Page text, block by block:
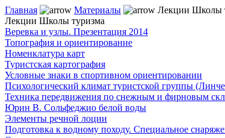
Главная Материалы
Лекции Школы
Лекции Школы туризма
Веревка и узлы. Презентация 2014
Топография и ориентирование
Номенклатура карт
Туристская картография
Условные знаки в спортивном ориентировании
Психологический климат туристской группы
Техника передвижения по снежным и фирновым
Юрин В. Сольфеджио белой воды
Элементы речной лоции
Подготовка к водному походу. Специальное